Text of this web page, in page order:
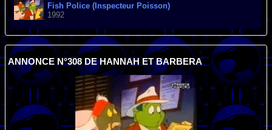
Fish Police (Inspecteur Poisson)
1992
ANNONCE N°308 DE HANNAH ET BARBERA